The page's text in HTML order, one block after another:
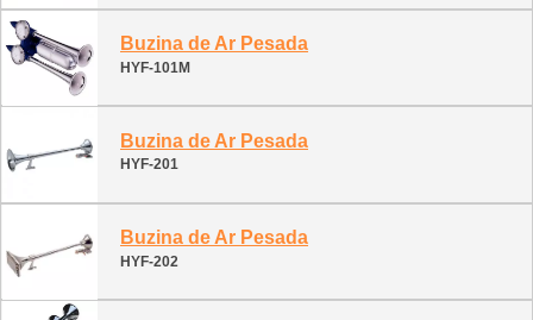
Buzina de Ar Pesada
HYF-101M
Buzina de Ar Pesada
HYF-201
Buzina de Ar Pesada
HYF-202